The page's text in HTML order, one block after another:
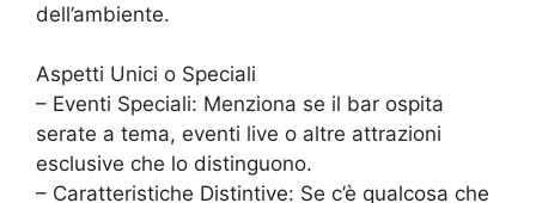
dell’ambiente.
Aspetti Unici o Speciali
– Eventi Speciali: Menziona se il bar ospita
serate a tema, eventi live o altre attrazioni
esclusive che lo distinguono.
– Caratteristiche Distintive: Se c’è qualcosa che